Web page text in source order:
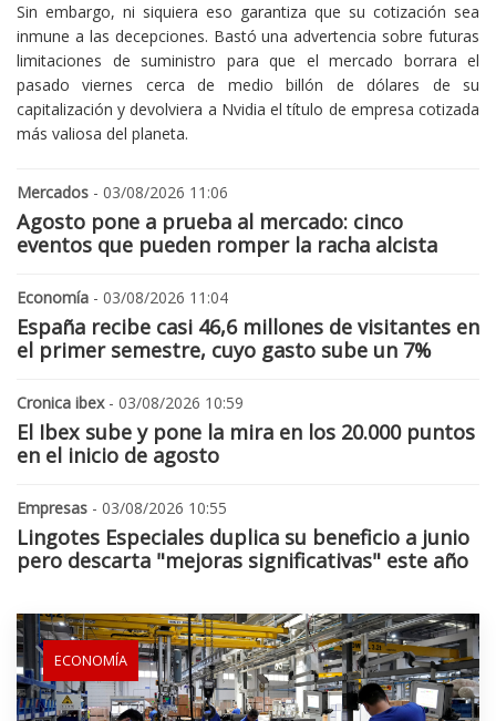
Sin embargo, ni siquiera eso garantiza que su cotización sea
inmune a las decepciones. Bastó una advertencia sobre futuras
limitaciones de suministro para que el mercado borrara el
pasado viernes cerca de medio billón de dólares de su
capitalización y devolviera a Nvidia el título de empresa cotizada
más valiosa del planeta.
Mercados - 03/08/2026 11:06
Agosto pone a prueba al mercado: cinco
eventos que pueden romper la racha alcista
Economía - 03/08/2026 11:04
España recibe casi 46,6 millones de visitantes en
el primer semestre, cuyo gasto sube un 7%
Cronica ibex- 03/08/2026 10:59
El Ibex sube y pone la mira en los 20.000 puntos
en el inicio de agosto
Empresas - 03/08/2026 10:55
Lingotes Especiales duplica su beneficio a junio
pero descarta "mejoras significativas" este año
ECONOMÍA